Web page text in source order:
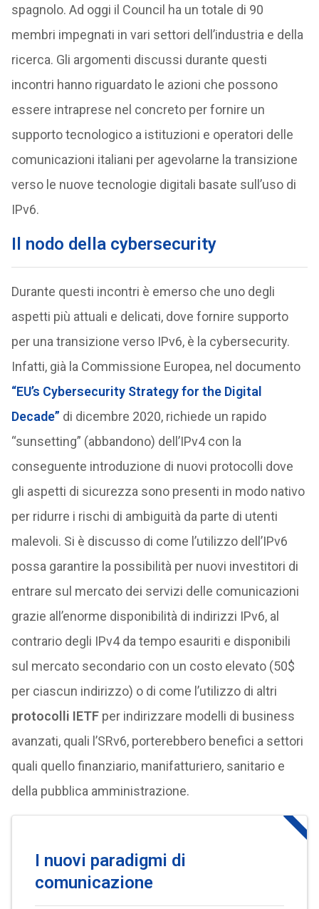
spagnolo. Ad oggi il Council ha un totale di 90
membri impegnati in vari settori dell’industria e della
ricerca. Gli argomenti discussi durante questi
incontri hanno riguardato le azioni che possono
essere intraprese nel concreto per fornire un
supporto tecnologico a istituzioni e operatori delle
comunicazioni italiani per agevolarne la transizione
verso le nuove tecnologie digitali basate sull’uso di
IPv6.
Il nodo della cybersecurity
Durante questi incontri è emerso che uno degli
aspetti più attuali e delicati, dove fornire supporto
per una transizione verso IPv6, è la cybersecurity.
Infatti, già la Commissione Europea, nel documento
“EU’s Cybersecurity Strategy for the Digital
Decade” di dicembre 2020, richiede un rapido
“sunsetting” (abbandono) dell’IPv4 con la
conseguente introduzione di nuovi protocolli dove
gli aspetti di sicurezza sono presenti in modo nativo
per ridurre i rischi di ambiguità da parte di utenti
malevoli. Si è discusso di come l’utilizzo dell’IPv6
possa garantire la possibilità per nuovi investitori di
entrare sul mercato dei servizi delle comunicazioni
grazie all’enorme disponibilità di indirizzi IPv6, al
contrario degli IPv4 da tempo esauriti e disponibili
sul mercato secondario con un costo elevato (50$
per ciascun indirizzo) o di come l’utilizzo di altri
protocolli IETFper indirizzare modelli di business
avanzati, quali l’SRv6, porterebbero benefici a settori
quali quello finanziario, manifatturiero, sanitario e
della pubblica amministrazione.
I nuovi paradigmi di
comunicazione